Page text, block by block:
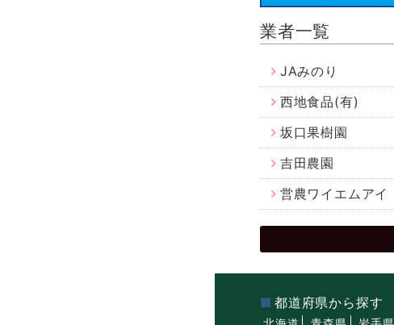
業者一覧
JAみのり
西地食品(有)
坂口果樹園
吉田農園
営農ワイエムアイ
都道府県から探す